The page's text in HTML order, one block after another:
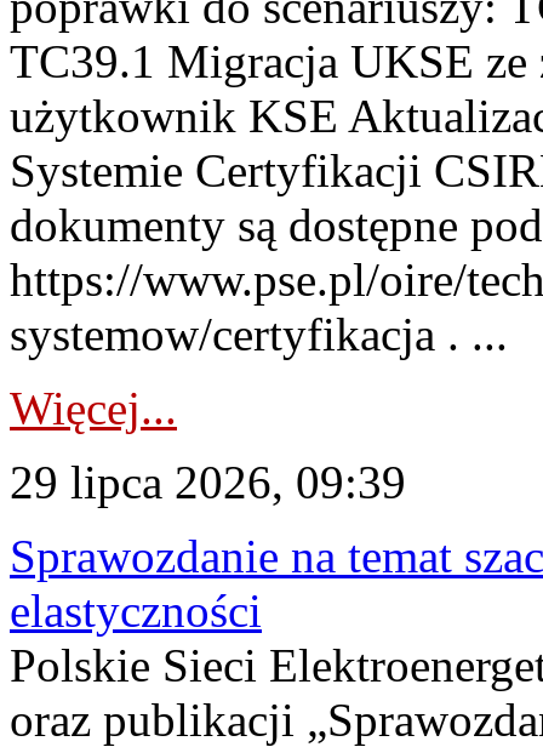
TC39.1 Migracja UKSE
użytkownik KSE
Systemie Certyfikacji
dokumenty są dostępne
https://www.pse.pl/oire/
systemow/certyfikacja . ...
Więcej...
29 lipca 2026, 09:39
Sprawozdanie na temat
elastyczności
Polskie Sieci
oraz publikacji